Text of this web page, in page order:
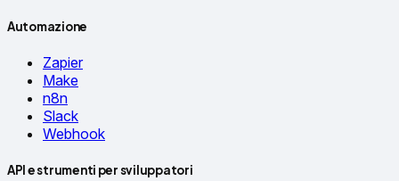
Automazione
Zapier
Make
n8n
Slack
Webhook
API e strumenti per sviluppatori